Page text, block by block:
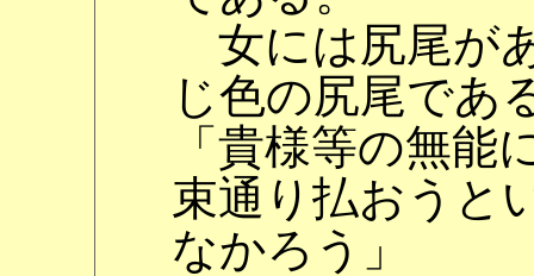
女には尻尾が
じ色の尻尾であ
「貴様等の無能
束通り払おうと
なかろう」